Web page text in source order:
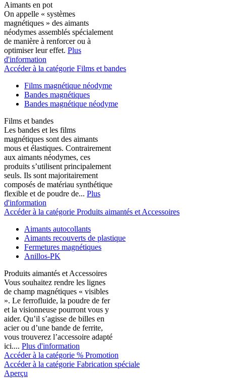
Aimants en pot
On appelle « systèmes
magnétiques » des aimants
néodymes assemblés spécialement
de manière à renforcer ou à
optimiser leur effet. Plus
d'information
Accéder à la catégorie Films et bandes
Films magnétique néodyme
Bandes magnétiques
Bandes magnétique néodyme
Films et bandes
Les bandes et les films
magnétiques sont des aimants
mous et élastiques. Contrairement
aux aimants néodymes, ces
produits s’utilisent principalement
seuls. Ils sont majoritairement
composés de matériau synthétique
flexible et de poudre de... Plus
d'information
Accéder à la catégorie Produits aimantés et Accessoires
Aimants autocollants
Aimants recouverts de plastique
Fermetures magnétiques
Anillos-PK
Produits aimantés et Accessoires
Vous souhaitez rendre les lignes
de champ magnétiques « visibles
». Le ferrofluide, la poudre de fer
et la visionneuse pourront vous y
aider. Qu’il s’agisse de billes en
acier ou d’une bande de ferrite,
vous trouverez l’accessoire adapté
ici.... Plus d'information
Accéder à la catégorie % Promotion
Accéder à la catégorie Fabrication spéciale
Aperçu